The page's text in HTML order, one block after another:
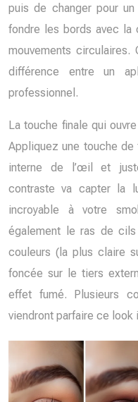
puis de changer pour un
fondre les bords avec la
mouvements
différence entre un
professionnel.
La touche finale qui
Appliquez une touche
interne de l’œil et
contraste va capter la
incroyable à votre
également le ras de
couleurs (la plus claire
foncée sur le tiers
effet fumé. Plusieurs
viendront parfaire ce look